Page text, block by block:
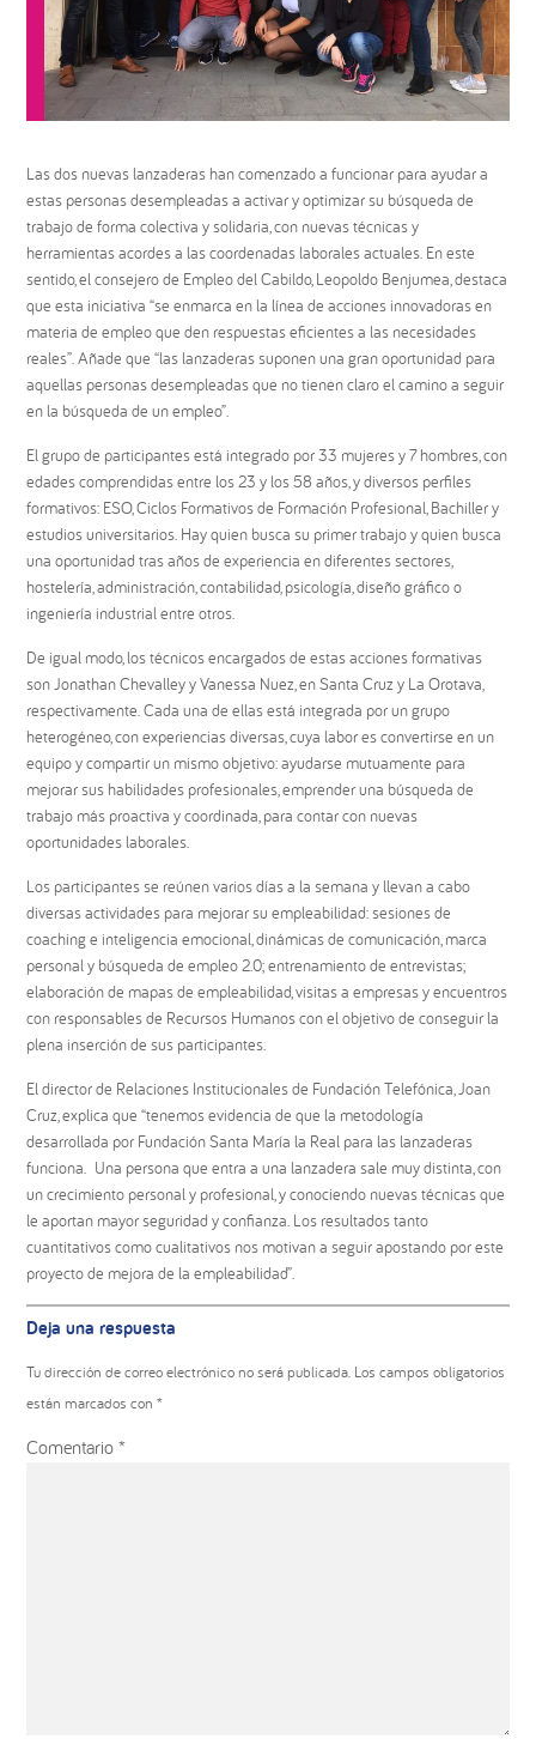
Las dos nuevas lanzaderas han comenzado a funcionar para ayudar a
estas personas desempleadas a activar y optimizar su búsqueda de
trabajo de forma colectiva y solidaria, con nuevas técnicas y
herramientas acordes a las coordenadas laborales actuales. En este
sentido, el consejero de Empleo del Cabildo, Leopoldo Benjumea, destaca
que esta iniciativa “se enmarca en la línea de acciones innovadoras en
materia de empleo que den respuestas eficientes a las necesidades
reales”. Añade que “las lanzaderas suponen una gran oportunidad para
aquellas personas desempleadas que no tienen claro el camino a seguir
en la búsqueda de un empleo”.
El grupo de participantes está integrado por 33 mujeres y 7 hombres, con
edades comprendidas entre los 23 y los 58 años, y diversos perfiles
formativos: ESO, Ciclos Formativos de Formación Profesional, Bachiller y
estudios universitarios. Hay quien busca su primer trabajo y quien busca
una oportunidad tras años de experiencia en diferentes sectores,
hostelería, administración, contabilidad, psicología, diseño gráfico o
ingeniería industrial entre otros.
De igual modo, los técnicos encargados de estas acciones formativas
son Jonathan Chevalley y Vanessa Nuez, en Santa Cruz y La Orotava,
respectivamente. Cada una de ellas está integrada por un grupo
heterogéneo, con experiencias diversas, cuya labor es convertirse en un
equipo y compartir un mismo objetivo: ayudarse mutuamente para
mejorar sus habilidades profesionales, emprender una búsqueda de
trabajo más proactiva y coordinada, para contar con nuevas
oportunidades laborales.
Los participantes se reúnen varios días a la semana y llevan a cabo
diversas actividades para mejorar su empleabilidad: sesiones de
coaching e inteligencia emocional, dinámicas de comunicación, marca
personal y búsqueda de empleo 2.0; entrenamiento de entrevistas;
elaboración de mapas de empleabilidad, visitas a empresas y encuentros
con responsables de Recursos Humanos con el objetivo de conseguir la
plena inserción de sus participantes.
El director de Relaciones Institucionales de Fundación Telefónica, Joan
Cruz, explica que “tenemos evidencia de que la metodología
desarrollada por Fundación Santa María la Real para las lanzaderas
funciona. Una persona que entra a una lanzadera sale muy distinta, con
un crecimiento personal y profesional, y conociendo nuevas técnicas que
le aportan mayor seguridad y confianza. Los resultados tanto
cuantitativos como cualitativos nos motivan a seguir apostando por este
proyecto de mejora de la empleabilidad”.
Interacciones
con
los
lectores
Deja una respuesta
Tu dirección de correo electrónico no será publicada. Los campos obligatorios
están marcados con*
Comentario*